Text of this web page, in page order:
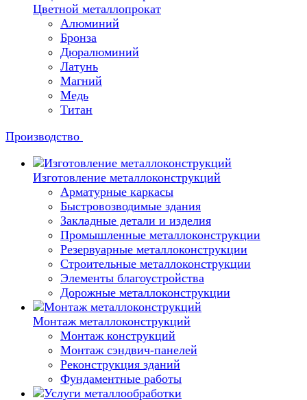
Цветной металлопрокат
Алюминий
Бронза
Дюралюминий
Латунь
Магний
Медь
Титан
Производство
Изготовление металлоконструкций
Арматурные каркасы
Быстровозводимые здания
Закладные детали и изделия
Промышленные металлоконструкции
Резервуарные металлоконструкции
Строительные металлоконструкции
Элементы благоустройства
Дорожные металлоконструкции
Монтаж металлоконструкций
Монтаж конструкций
Монтаж сэндвич-панелей
Реконструкция зданий
Фундаментные работы